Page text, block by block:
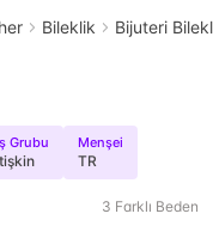
Bileklik Bijuteri
Grubu Menşei
TR
3 Farklı Beden